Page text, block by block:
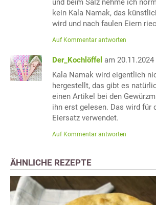
und beim Salz nehme ich
kein Kala Namak, das
wird und nach faulen Eiern
Auf Kommentar antworten
Der_Kochlöffel am
Kala Namak wird eigentlich
hergestellt, das gibt es
einen Artikel bei den
ihn erst gelesen. Das wird für
Eiersatz verwendet.
Auf Kommentar antworten
ÄHNLICHE REZEPTE